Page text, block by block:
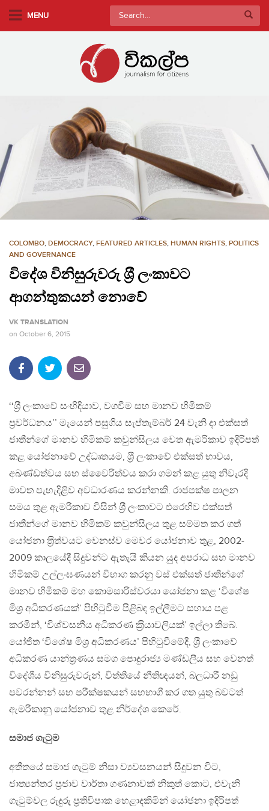
c
o
n
e
MENU
Search
for:
COLOMBO, DEMOCRACY, FEATURED ARTICLES, HUMAN RIGHTS, POLITICS
AND GOVERNANCE
විදේශ විනිසුරුවරු ශ‍්‍රී ලංකාවට
ආගන්තුකයන් නොවේ
VK TRANSLATION
on October 6, 2015
‘‘ශ‍්‍රී ලංකාවේ සංහිඳියාව, වගවීම සහ මානව හිමිකම්
ප‍්‍රවර්ධනය’’ මැයෙන් පසුගිය සැප්තැම්බර් 24 වැනි දා එක්සත්
ජාතීන්ගේ මානව හිමිකම් කවුන්සිලය වෙත ඇමරිකාව ඉදිරිපත්
කළ යෝජනාවේ උද්ධෘතයම, ශ‍්‍රී ලංකාවේ එක්සත් භාවය,
අඛණ්ඩත්වය සහ ස්වෛරීත්වය කරා ගමන් කළ යුතු නිවැරදි
මාවත පැහැදිළිව අවධාරණය කරන්නකි. රාජපක්ෂ පාලන
සමය තුළ ඇමරිකාව විසින් ශ‍්‍රී ලංකාවට එරෙහිව එක්සත්
ජාතීන්ගේ මානව හිමිකම් කවුන්සිලය තුළ සම්මත කර ගත්
යෝජනා ත‍්‍රිත්වයට වෙනස්ව මෙවර යෝජනාව තුළ, 2002-
2009 කාලයේදී සිදුවන්ට ඇතැයි කියන යුද අපරාධ සහ මානව
හිමිකම් උල්ලංඝණයන් විභාග කරනු වස් එක්සත් ජාතීන්ගේ
මානව හිමිකම් මහ කොමසාරිස්වරයා යෝජනා කළ ‘විශේෂ
මිශ‍්‍ර අධිකරණයක්’ පිහිටුවීම පිළිබඳ ඉල්ලීමට සහාය පළ
කරමින්, ‘විශ්වසනීය අධිකරණ ක‍්‍රියාවලියක්’ ඉල්ලා තිබේ.
යෝජිත ‘විශේෂ මිශ‍්‍ර අධිකරණය’ පිහිටුවීමේදී, ශ‍්‍රී ලංකාවේ
අධිකරණ යාන්ත‍්‍රණය සමග පොදුරාජ්‍ය මණ්ඩලීය සහ වෙනත්
විදේශීය විනිසුරුවරුන්, විත්තියේ නීතිඥයන්, බලධාරී නඩු
පවරන්නන් සහ පරීක්ෂකයන් සහභාගී කර ගත යුතු බවටත්
ඇමරිකානු යෝජනාව තුළ නිර්දේශ කෙරේ.
සමාජ ගැටුම
අතීතයේ සමාජ ගැටුම් නිසා ව්‍යවසනයන් සිදුවන විට,
ජාත්‍යන්තර ප‍්‍රජාව වාර්තා ගණනාවක් නිකුත් කොට, එවැනි
ගැටුම්වල රුදුරු ප‍්‍රතිවිපාක හෙළාදකිමින් යෝජනා ඉදිරිපත්